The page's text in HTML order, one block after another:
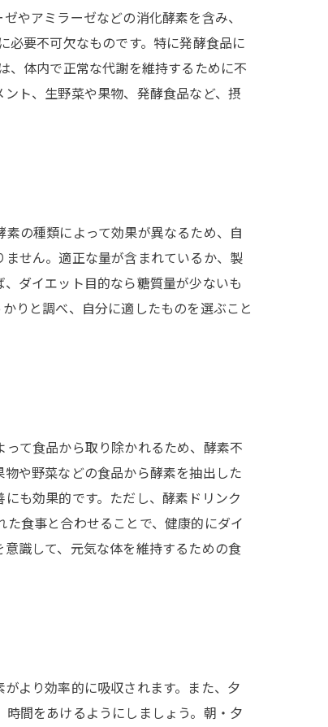
やアミラーゼなどの消化酵素を含み、
要不可欠なものです。特に発酵食品に
、体内で正常な代謝を維持するために不
ト、生野菜や果物、発酵食品など、摂
の種類によって効果が異なるため、自
せん。適正な量が含まれているか、製
ダイエット目的なら糖質量が少ないも
りと調べ、自分に適したものを選ぶこと
て食品から取り除かれるため、酵素不
や野菜などの食品から酵素を抽出した
も効果的です。ただし、酵素ドリンク
食事と合わせることで、健康的にダイ
識して、元気な体を維持するための食
より効率的に吸収されます。また、夕
間をあけるようにしましょう。朝・夕